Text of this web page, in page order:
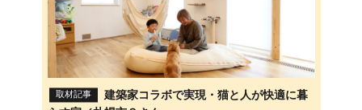
取材記事
建築家コラボで実現・猫と人が快適に暮